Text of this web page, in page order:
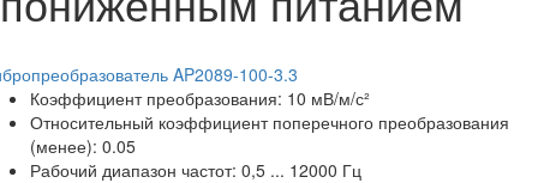
AP2089-100-3.3
Коэффициент преобразования: 10 мВ/м/с²
Относительный коэффициент поперечного преобразования
(менее): 0.05
Рабочий диапазон частот: 0,5 ... 12000 Гц